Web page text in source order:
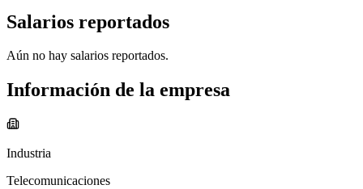
Salarios reportados
Aún no hay salarios reportados.
Información de la empresa
Industria
Telecomunicaciones